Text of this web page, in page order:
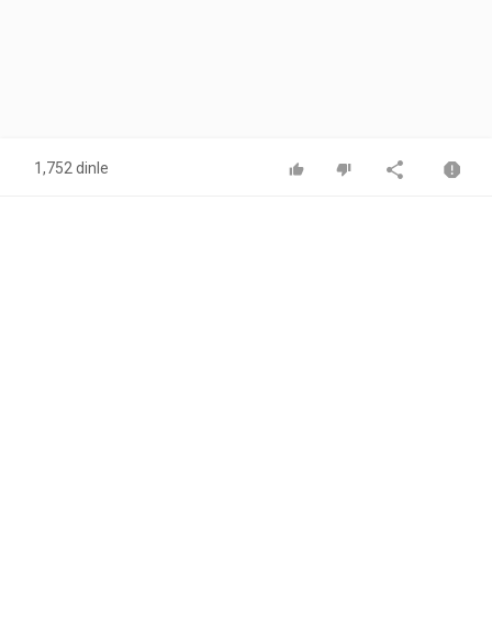
1,752 dinle